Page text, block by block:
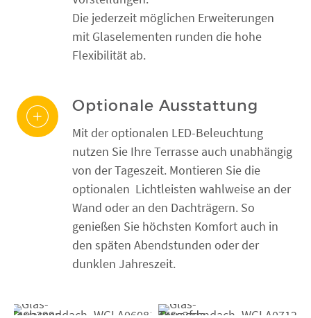
Die jederzeit möglichen Erweiterungen
mit Glaselementen runden die hohe
Flexibilität ab.
Optionale Ausstattung
Mit der optionalen LED-Beleuchtung
nutzen Sie Ihre Terrasse auch unabhängig
von der Tageszeit. Montieren Sie die
optionalen Lichtleisten wahlweise an der
Wand oder an den Dachträgern. So
genießen Sie höchsten Komfort auch in
den späten Abendstunden oder der
dunklen Jahreszeit.